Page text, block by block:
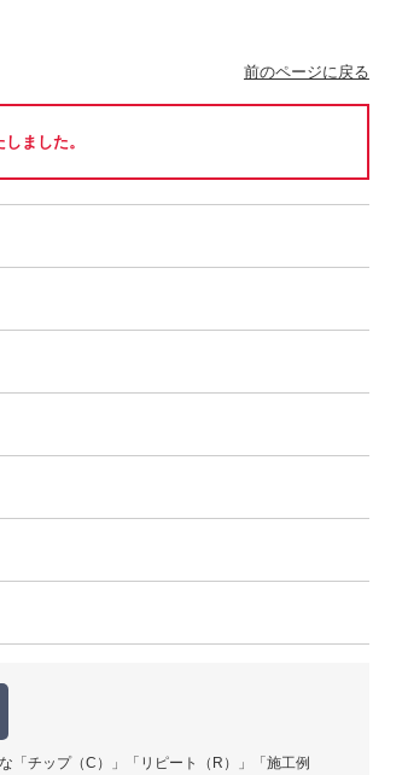
前のページに戻る
ました。
「チップ（C）」「リピート（R）」「施工例